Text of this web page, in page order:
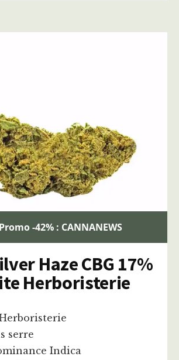
-42% : CANNANEWS
Haze CBG 17%
Herboristerie
serre
Indica